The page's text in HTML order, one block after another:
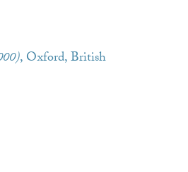
, Oxford, British